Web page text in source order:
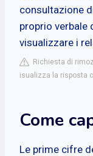
consultazione
proprio verbale
visualizzare i
Richiesta di
isualizza la risposta
Come
Le prime cifre